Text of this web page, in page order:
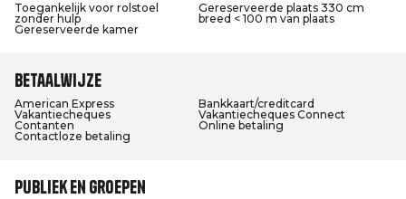
Toegankelijk voor rolstoel
zonder hulp
Gereserveerde plaats 330 cm
breed < 100 m van plaats
Gereserveerde kamer
Betaalwijze
American Express
Bankkaart/creditcard
Vakantiecheques
Vakantiecheques Connect
Contanten
Online betaling
Contactloze betaling
Publiek en groepen